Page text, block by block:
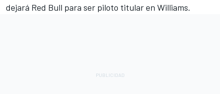
dejará Red Bull para ser piloto titular en Williams.